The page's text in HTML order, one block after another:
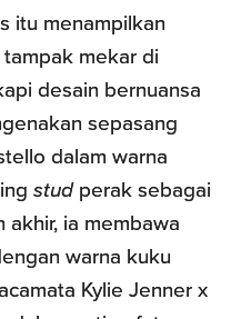
itu menampilkan
mekar di
desain bernuansa
sepasang
dalam warna
studperak sebagai
akhir, ia membawa
warna kuku
Kylie Jenner x